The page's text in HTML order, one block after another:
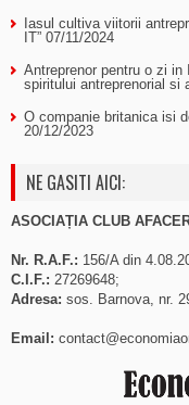
Iasul cultiva viitorii
IT” 07/11/2024
Antreprenor pentru o zi
spiritului antreprenorial si
O companie britanica isi
20/12/2023
NE GASITI AICI:
ASOCIAȚIA CLUB
Nr. R.A.F.: 156/A din
C.I.F.: 27269648;
Adresa: sos. Barnova, nr.
Email: